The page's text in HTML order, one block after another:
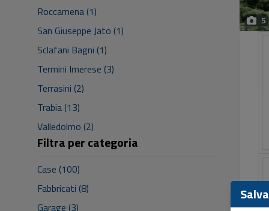
Roccamena (1)
San Giuseppe Jato (1)
Sclafani Bagni (1)
Termini Imerese (3)
Terrasini (2)
Trabia (13)
Valledolmo (2)
Filtra per categoria
Case (100)
Fabbricati (8)
Garage (3)
5